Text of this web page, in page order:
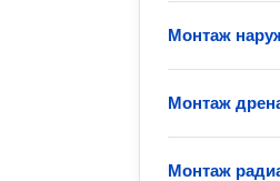
Монтаж
Монтаж
Монтаж